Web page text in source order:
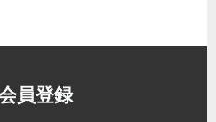
員登録